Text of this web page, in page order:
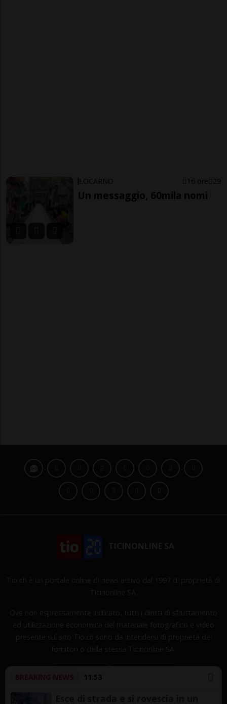
11:53
LOCARNO 16 ore 29
Un messaggio, 60mila nomi